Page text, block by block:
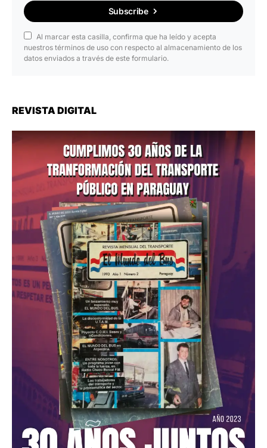
Subscribe
Al marcar esta casilla, confirma que ha leído y acepta
nuestros términos de uso con respecto al almacenamiento de los
datos enviados a través de este formulario.
REVISTA DIGITAL